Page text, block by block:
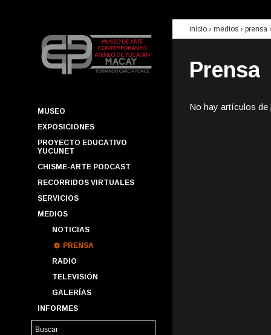
MUSEO
EXPOSICIONES
PROYECTO EDUCATIVO
YUCUNET
CHISME-ARTE PODCAST
RECORRIDOS VIRTUALES
SERVICIOS
MEDIOS
NOTICIAS
PRENSA
RADIO
TELEVISIÓN
GALERÍAS
INFORMES
inicio › medios › prensa
Prensa
No hay artículos de